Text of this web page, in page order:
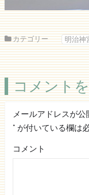
カテゴリー 明治神
コメント
メールアドレスが公
* が付いている欄は
コメント